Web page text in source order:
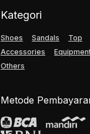
Kategori
Shoes Sandals Top
Accessories
Others
Metode